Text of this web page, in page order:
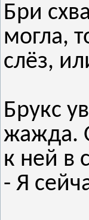
Бри
могла,
слёз,
Брукс
жажда.
к ней в
- Я